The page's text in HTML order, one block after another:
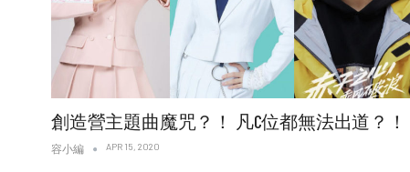
創造營主題曲魔咒？！ 凡C位都無法出道？！
容小編 APR 15, 2020